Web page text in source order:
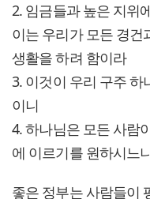
2. 임금들과 높은 지위
이는 우리가 모든 경
생활을 하려 함이라
3. 이것이 우리 구주 하
이니
4. 하나님은 모든 사람
에 이르기를 원하시느
좋은 정부는 사람들이